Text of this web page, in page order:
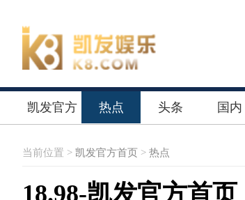
凯发官方 热点 头条 国内
当前位置 > 凯发官方首页 > 热点
18.98-凯发官方首页